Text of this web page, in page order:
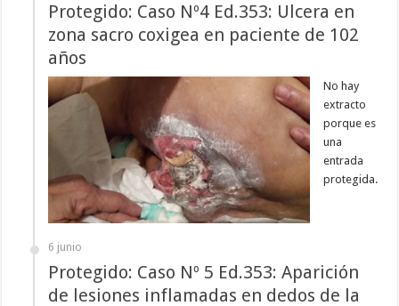
Protegido: Caso Nº4 Ed.353: Ulcera en
zona sacro coxigea en paciente de 102
años
No hay
extracto
porque es
una
entrada
protegida.
6 junio
Protegido: Caso Nº 5 Ed.353: Aparición
de lesiones inflamadas en dedos de la